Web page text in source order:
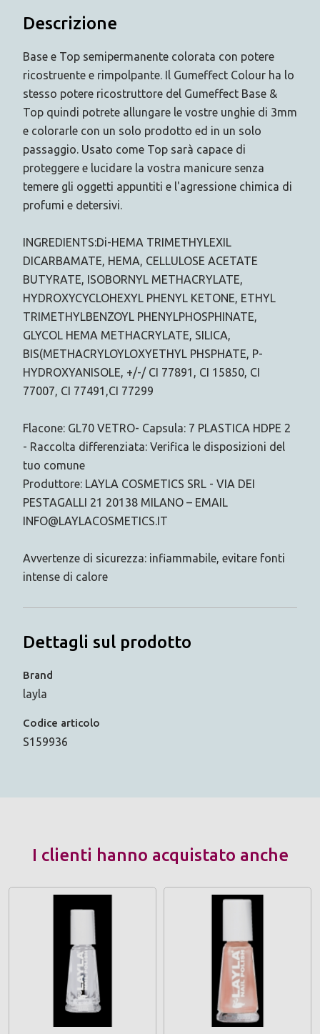
Descrizione
Base e Top semipermanente colorata con potere
ricostruente e rimpolpante. Il Gumeffect Colour ha lo
stesso potere ricostruttore del Gumeffect Base &
Top quindi potrete allungare le vostre unghie di 3mm
e colorarle con un solo prodotto ed in un solo
passaggio. Usato come Top sarà capace di
proteggere e lucidare la vostra manicure senza
temere gli oggetti appuntiti e l'agressione chimica di
profumi e detersivi.
INGREDIENTS:Di-HEMA TRIMETHYLEXIL
DICARBAMATE, HEMA, CELLULOSE ACETATE
BUTYRATE, ISOBORNYL METHACRYLATE,
HYDROXYCYCLOHEXYL PHENYL KETONE, ETHYL
TRIMETHYLBENZOYL PHENYLPHOSPHINATE,
GLYCOL HEMA METHACRYLATE, SILICA,
BIS(METHACRYLOYLOXYETHYL PHSPHATE, P-
HYDROXYANISOLE, +/-/ CI 77891, CI 15850, CI
77007, CI 77491,CI 77299
Flacone: GL70 VETRO- Capsula: 7 PLASTICA HDPE 2
- Raccolta differenziata: Verifica le disposizioni del
tuo comune
Produttore: LAYLA COSMETICS SRL - VIA DEI
PESTAGALLI 21 20138 MILANO – EMAIL
INFO@LAYLACOSMETICS.IT
Avvertenze di sicurezza: infiammabile, evitare fonti
intense di calore
Dettagli sul prodotto
Brand
layla
Codice articolo
S159936
I clienti hanno acquistato anche